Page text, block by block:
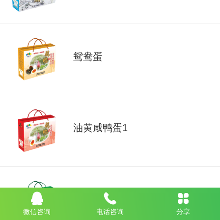
鸳鸯蛋
油黄咸鸭蛋1
松花鸭皮蛋1
微信咨询 电话咨询 分享